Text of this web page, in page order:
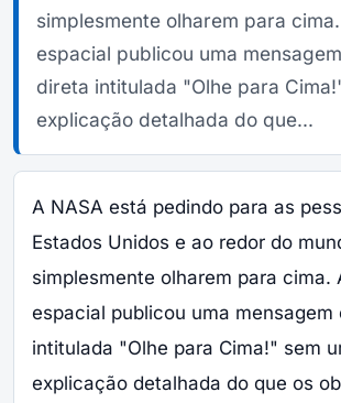
simplesmente olharem para
espacial publicou uma
direta intitulada "Olhe para
explicação detalhada do que...
A NASA está pedindo para as
Estados Unidos e ao redor do
simplesmente olharem para cima.
espacial publicou uma mensagem
intitulada "Olhe para Cima!" sem
explicação detalhada do que os